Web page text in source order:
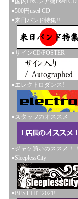
国内HxCレア盤used CD
500円used CD
来日バンド特集!!
サインCD/POSTER
エレクトロダンス!
スタッフのオススメ
ジャケ買いのススメ！！
SleeplessCity
BEST HIT 2021!